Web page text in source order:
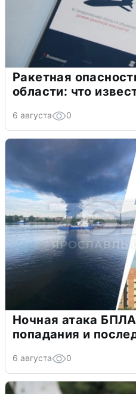
Ракетная
области: что
6 августа 0
Ночная атака
попадания и
6 августа 0